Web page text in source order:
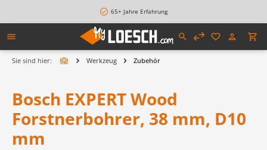
65+ Jahre Erfahrung
Sie sind hier: Werkzeug Zubehör
Bosch EXPERT Wood
Forstnerbohrer, 38 mm, D10
mm